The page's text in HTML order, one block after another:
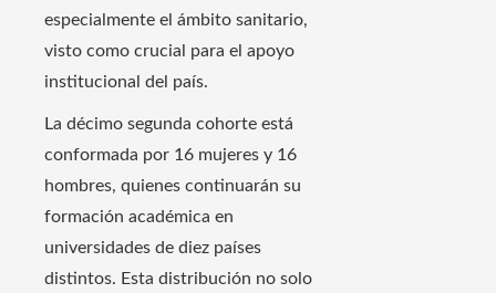
especialmente el ámbito sanitario,
visto como crucial para el apoyo
institucional del país.
La décimo segunda cohorte está
conformada por 16 mujeres y 16
hombres, quienes continuarán su
formación académica en
universidades de diez países
distintos. Esta distribución no solo